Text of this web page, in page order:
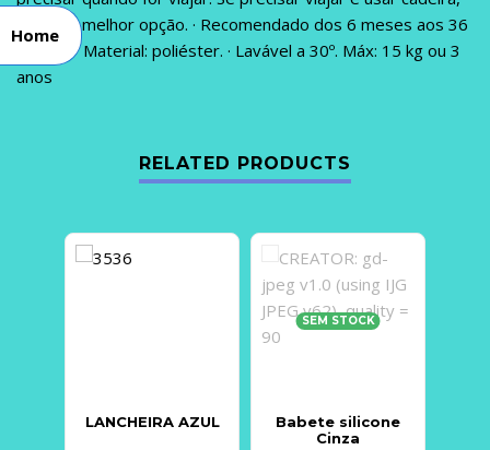
esta é a melhor opção. · Recomendado dos 6 meses aos 36
meses. · Material: poliéster. · Lavável a 30º. Máx: 15 kg ou 3
anos
RELATED PRODUCTS
LANCHEIRA AZUL
SEM STOCK
Babete silicone
Cinza
Home